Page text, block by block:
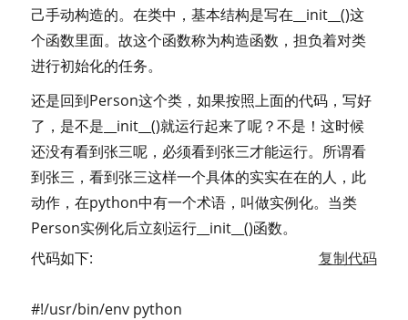
己手动构造的。在类中，基本结构是写在__init__()这
个函数里面。故这个函数称为构造函数，担负着对类
进行初始化的任务。
还是回到Person这个类，如果按照上面的代码，写好
了，是不是__init__()就运行起来了呢？不是！这时候
还没有看到张三呢，必须看到张三才能运行。所谓看
到张三，看到张三这样一个具体的实实在在的人，此
动作，在python中有一个术语，叫做实例化。当类
Person实例化后立刻运行__init__()函数。
复制代码
代码如下:
#!/usr/bin/env python